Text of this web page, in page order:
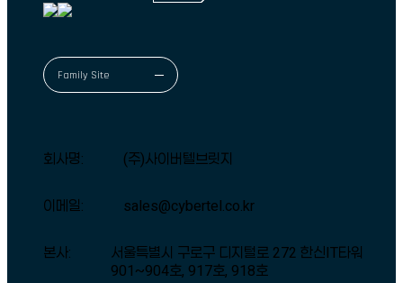
Family Site
회사명: (주)사이버텔브릿지
이메일: sales@cybertel.co.kr
본사:
서울특별시 구로구 디지털로 272 한신IT타워
901~904호, 917호, 918호